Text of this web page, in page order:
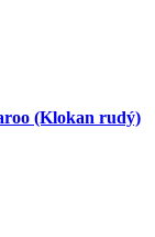
(Klokan rudý)